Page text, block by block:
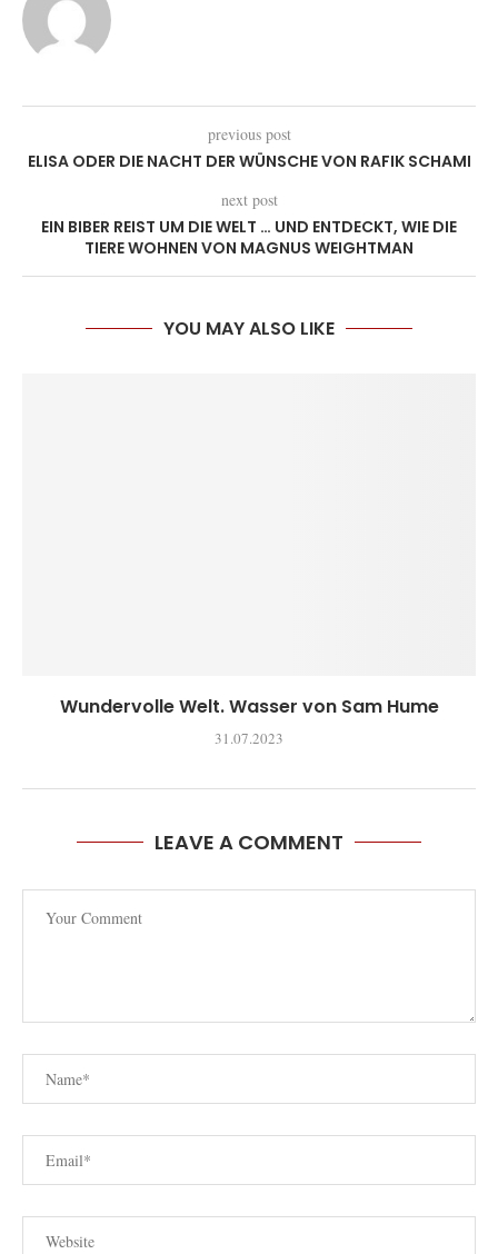
previous post
ELISA ODER DIE NACHT DER WÜNSCHE VON RAFIK SCHAMI
next post
EIN BIBER REIST UM DIE WELT … UND ENTDECKT, WIE DIE
TIERE WOHNEN VON MAGNUS WEIGHTMAN
YOU MAY ALSO LIKE
Wundervolle Welt. Wasser von Sam Hume
31.07.2023
LEAVE A COMMENT